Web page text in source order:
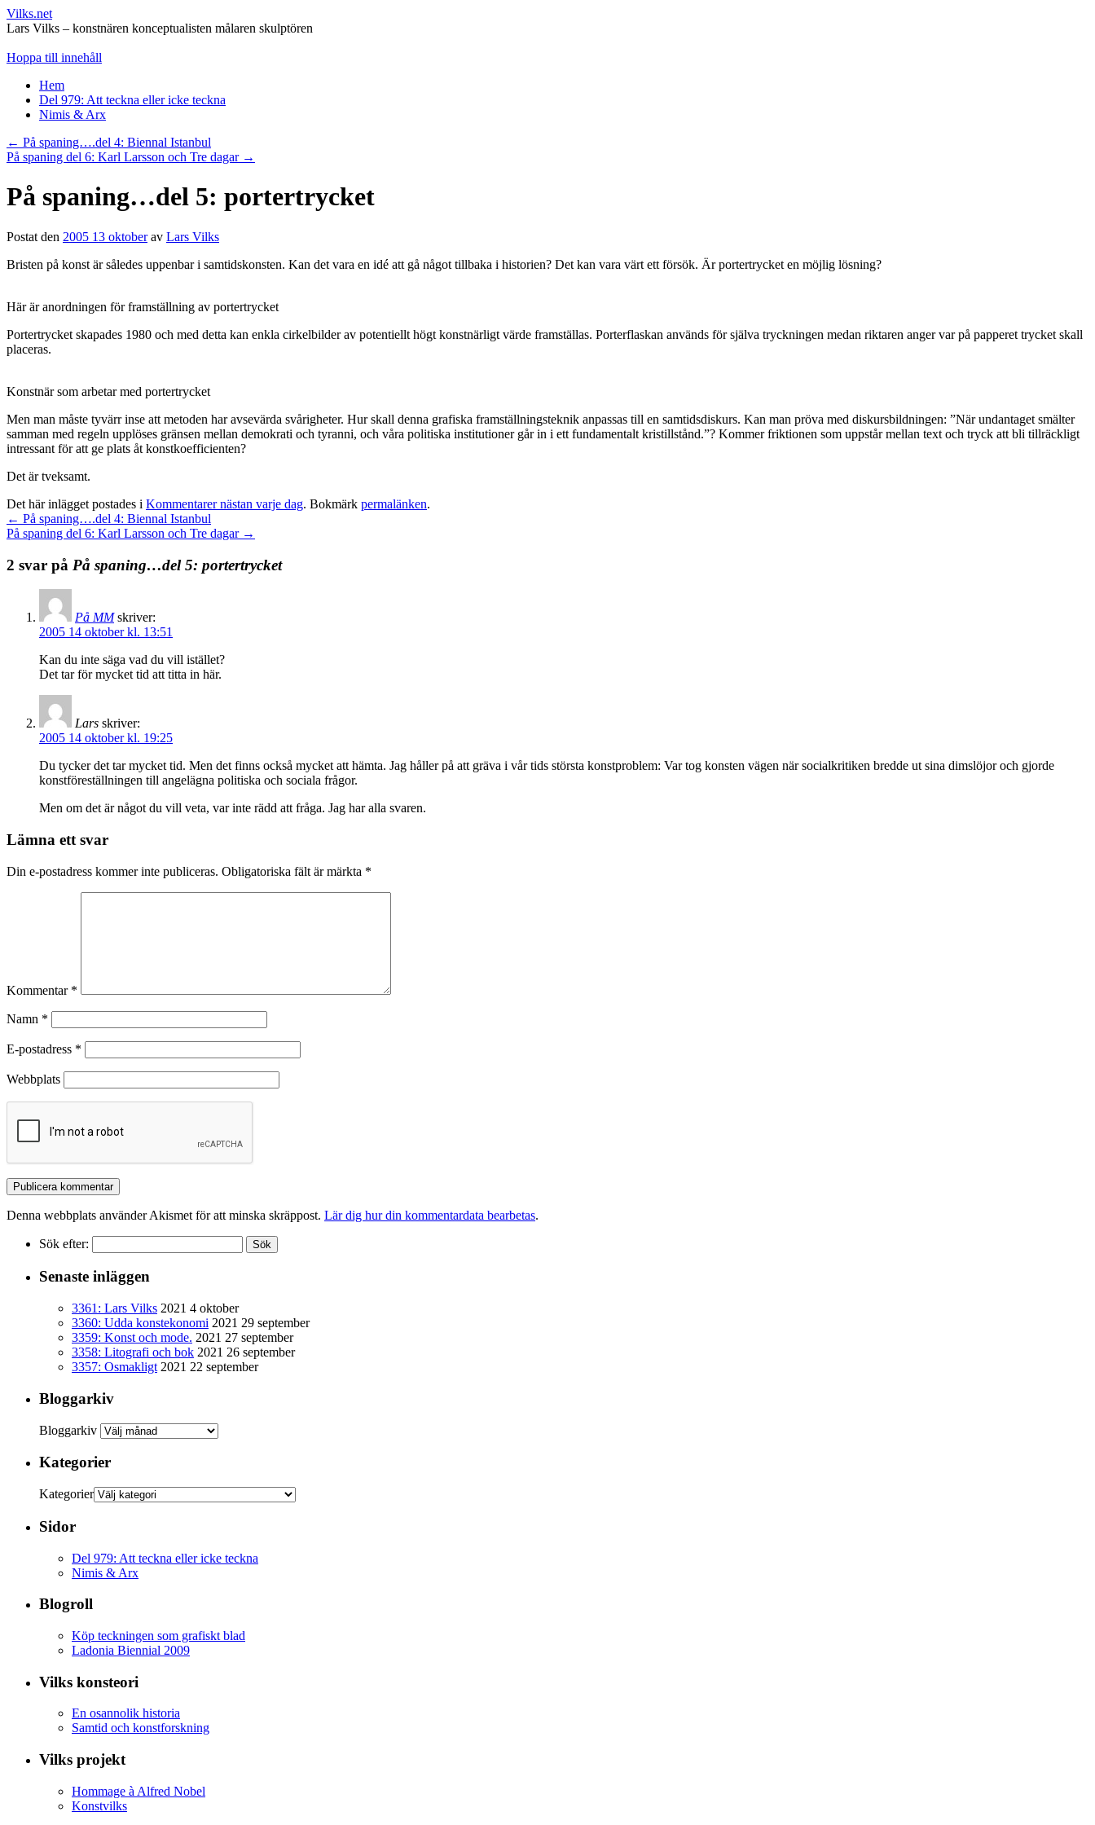
Vilks.net
Lars Vilks – konstnären konceptualisten målaren skulptören
Hoppa till innehåll
Hem
Del 979: Att teckna eller icke teckna
Nimis & Arx
← På spaning….del 4: Biennal Istanbul
På spaning del 6: Karl Larsson och Tre dagar →
På spaning…del 5: portertrycket
Postat den 2005 13 oktober av Lars Vilks
Bristen på konst är således uppenbar i samtidskonsten. Kan det vara en idé att gå något tillbaka i historien? Det kan vara värt ett försök. Är portertrycket en möjlig lösning?
Här är anordningen för framställning av portertrycket
Portertrycket skapades 1980 och med detta kan enkla cirkelbilder av potentiellt högt konstnärligt värde framställas. Porterflaskan används för själva tryckningen medan riktaren anger var på papperet trycket skall
placeras.
Konstnär som arbetar med portertrycket
Men man måste tyvärr inse att metoden har avsevärda svårigheter. Hur skall denna grafiska framställningsteknik anpassas till en samtidsdiskurs. Kan man pröva med diskursbildningen: ”När undantaget smälter
samman med regeln upplöses gränsen mellan demokrati och tyranni, och våra politiska institutioner går in i ett fundamentalt kristillstånd.”? Kommer friktionen som uppstår mellan text och tryck att bli tillräckligt
intressant för att ge plats åt konstkoefficienten?
Det är tveksamt.
Det här inlägget postades i Kommentarer nästan varje dag. Bokmärk permalänken.
← På spaning….del 4: Biennal Istanbul
På spaning del 6: Karl Larsson och Tre dagar →
2 svar på På spaning…del 5: portertrycket
På MM skriver:
2005 14 oktober kl. 13:51
Kan du inte säga vad du vill istället?
Det tar för mycket tid att titta in här.
Lars skriver:
2005 14 oktober kl. 19:25
Du tycker det tar mycket tid. Men det finns också mycket att hämta. Jag håller på att gräva i vår tids största konstproblem: Var tog konsten vägen när socialkritiken bredde ut sina dimslöjor och gjorde
konstföreställningen till angelägna politiska och sociala frågor.
Men om det är något du vill veta, var inte rädd att fråga. Jag har alla svaren.
Lämna ett svar
Din e-postadress kommer inte publiceras. Obligatoriska fält är märkta *
Kommentar *
Namn *
E-postadress *
Webbplats
Denna webbplats använder Akismet för att minska skräppost. Lär dig hur din kommentardata bearbetas.
Sök efter:
Senaste inläggen
3361: Lars Vilks 2021 4 oktober
3360: Udda konstekonomi 2021 29 september
3359: Konst och mode. 2021 27 september
3358: Litografi och bok 2021 26 september
3357: Osmakligt 2021 22 september
Bloggarkiv
Bloggarkiv
Kategorier
Kategorier
Sidor
Del 979: Att teckna eller icke teckna
Nimis & Arx
Blogroll
Köp teckningen som grafiskt blad
Ladonia Biennial 2009
Vilks konsteori
En osannolik historia
Samtid och konstforskning
Vilks projekt
Hommage à Alfred Nobel
Konstvilks